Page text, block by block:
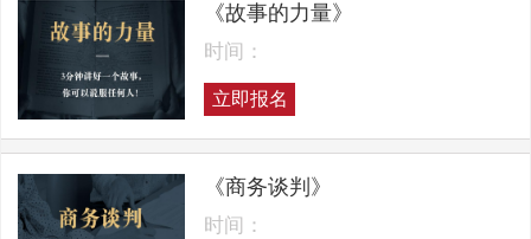
《故事的力量》
时间：
立即报名
《商务谈判》
时间：